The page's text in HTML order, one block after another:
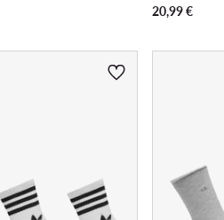
20,99€